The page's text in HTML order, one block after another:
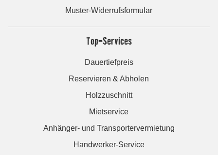
Muster-Widerrufsformular
Top-Services
Dauertiefpreis
Reservieren & Abholen
Holzzuschnitt
Mietservice
Anhänger- und Transportervermietung
Handwerker-Service